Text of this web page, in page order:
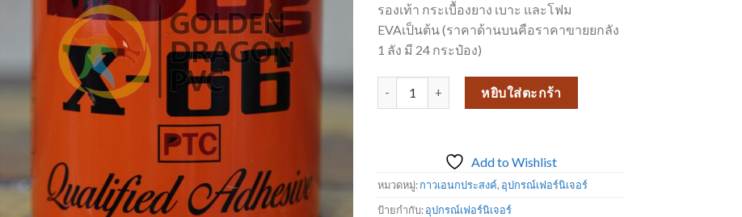
รองเท้า กระเบื้องยาง เบาะ และโฟม
EVAเป็นต้น (ราคาด้านบนคือราคาขายยกลัง
1 ลัง มี 24 กระป๋อง)
จำนวน กาวเหลืองเอนกประสงค์ ขายดี กาว Dog - ขนาด 500 กรัม ชิ้น
หยิบใส่ตะกร้า
Add to Wishlist
หมวดหมู่:กาวเอนกประสงค์, อุปกรณ์เฟอร์นิเจอร์
ป้ายกำกับ:อุปกรณ์เฟอร์นิเจอร์